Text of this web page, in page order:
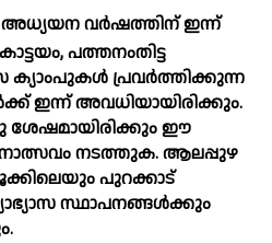
വര്‍ഷത്തിന് ഇന്ന്
പത്തനംതിട്ട
ക്യാംപുകള്‍ പ്രവര്‍ത്തിക്കുന്ന
ഇന്ന് അവധിയായിരിക്കും.
ശേഷമായിരിക്കും ഈ
നടത്തുക. ആലപ്പുഴ
പുറക്കാട്
സ്ഥാപനങ്ങള്‍ക്കും